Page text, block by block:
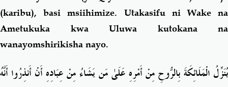
Chemsha Bongo Vitabu
Mapishi
(karibu), basi msiihimize. Utakasifu ni Wake na
Ametukuka kwa Uluwa kutokana na
wanayomshirikisha nayo.
يُنَزِّلُ الْمَلَائِكَةَ بِالرُّوحِ مِنْ أَمْرِهِ عَلَىٰ مَن يَشَاءُ مِنْ عِبَادِهِ أَنْ أَنذِرُوا أَنَّهُ